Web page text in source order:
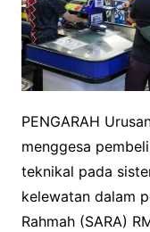
PENGARAH
menggesa
teknikal pada
kelewatan dalam
Rahmah (SARA)